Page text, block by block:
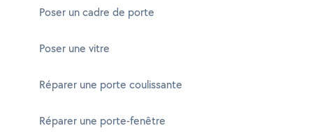
Poser un cadre de porte
Poser une vitre
Réparer une porte coulissante
Réparer une porte-fenêtre